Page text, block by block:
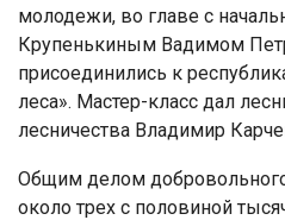
молодежи, во главе с
Крупенькиным Вадимом
присоединились к
леса». Мастер-класс дал
лесничества Владимир
Общим делом добровольного
около трех с половиной